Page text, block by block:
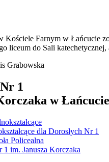
Kościele Farnym w Łańcucie
liceum do Sali
Grabowska
1
w Łańcucie
dla Dorosłych Nr 1
Policealna
1 im. Janusza Korczaka